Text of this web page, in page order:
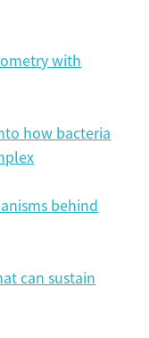
with
how bacteria
behind
can sustain